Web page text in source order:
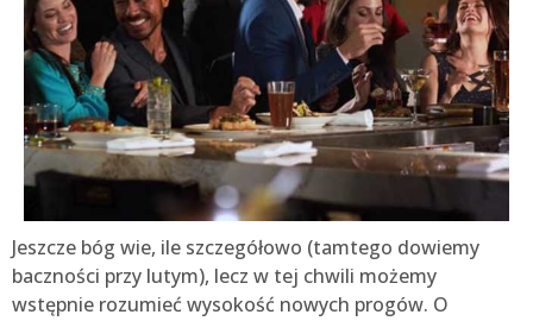
Jeszcze bóg wie, ile szczegółowo (tamtego dowiemy
baczności przy lutym), lecz w tej chwili możemy
wstępnie rozumieć wysokość nowych progów. O